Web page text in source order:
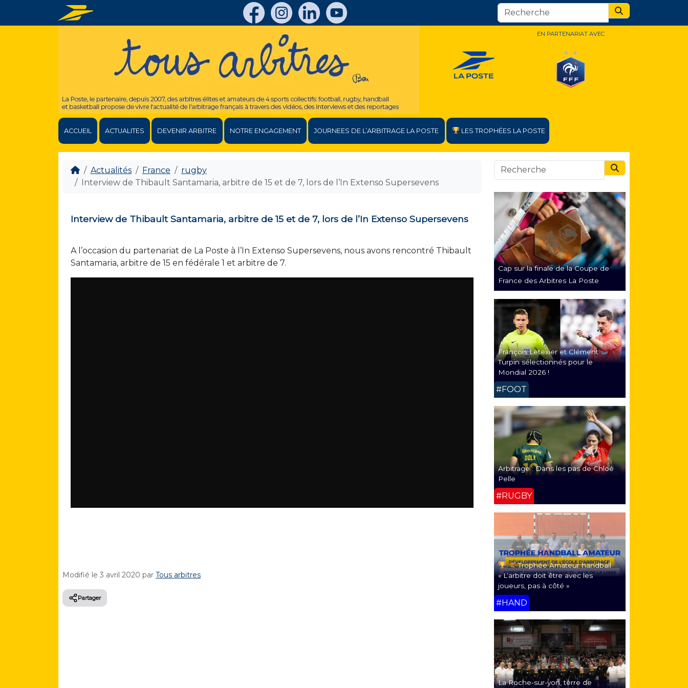
Search
EN PARTENARIAT AVEC
ACCUEIL ACTUALITES DEVENIR ARBITRE NOTRE ENGAGEMENT JOURNEES DE L’ARBITRAGE LA POSTE LES TROPHÉES LA POSTE
Actualités France
rugby
Interview de Thibault Santamaria, arbitre de 15 et de 7, lors de l’In Extenso Supersevens
Interview de Thibault Santamaria, arbitre de 15 et de 7, lors de l’In Extenso Supersevens
A l’occasion du partenariat de La Poste à l’In Extenso Supersevens, nous avons rencontré Thibault
Santamaria, arbitre de 15 en fédérale 1 et arbitre de 7.
Modifié le 3 avril 2020 par Tous arbitres
Partager
Search
Cap sur la finale de la Coupe de
France des Arbitres La Poste
François Letexier et Clément
Turpin sélectionnés pour le
Mondial 2026 !
#FOOT
Arbitrage : Dans les pas de Chloé
Pelle
#RUGBY
Trophée Amateur handball
« L’arbitre doit être avec les
joueurs, pas à côté »
#HAND
La Roche-sur-yon, terre de